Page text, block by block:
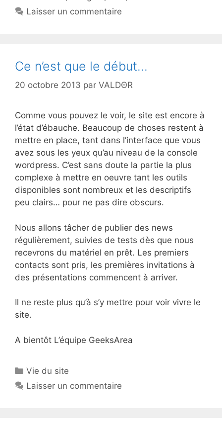
Laisser un commentaire
Ce n’est que le début…
20 octobre 2013 par VALDΘR
Comme vous pouvez le voir, le site est encore à
l’état d’ébauche. Beaucoup de choses restent à
mettre en place, tant dans l’interface que vous
avez sous les yeux qu’au niveau de la console
wordpress. C’est sans doute la partie la plus
complexe à mettre en oeuvre tant les outils
disponibles sont nombreux et les descriptifs
peu clairs… pour ne pas dire obscurs.
Nous allons tâcher de publier des news
régulièrement, suivies de tests dès que nous
recevrons du matériel en prêt. Les premiers
contacts sont pris, les premières invitations à
des présentations commencent à arriver.
Il ne reste plus qu’à s’y mettre pour voir vivre le
site.
A bientôt L’équipe GeeksArea
Catégories
Vie du site
Laisser un commentaire